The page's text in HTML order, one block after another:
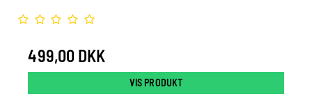
499,00 DKK
VIS PRODUKT